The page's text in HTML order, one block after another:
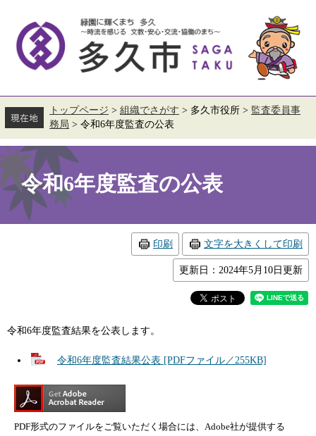
す。
し
て
へ
トップページ > 組織でさがす > 多久市役所 > 監査委員事
務局 > 令和6年度監査の公表
本
文
令和6年度監査の公表
印刷 文字を大きくして印刷
更新日：2024年5月10日更新
令和6年度監査結果を公表します。
令和6年度監査結果公表 [PDFファイル／255KB]
PDF形式のファイルをご覧いただく場合には、Adobe社が提供する